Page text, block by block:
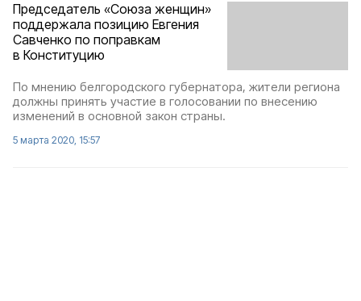
Председатель «Союза женщин»
поддержала позицию Евгения
Савченко по поправкам
в Конституцию
По мнению белгородского губернатора, жители региона
должны принять участие в голосовании по внесению
изменений в основной закон страны.
5 марта 2020, 15:57